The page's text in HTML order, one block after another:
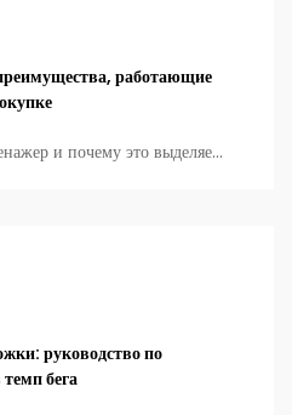
работающие
Что такое Эллиптический тренажер и почему это выделяе...
руководство по
бега